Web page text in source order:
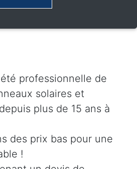
professionnelle de
solaires et
plus de 15 ans à
des prix bas pour une
!